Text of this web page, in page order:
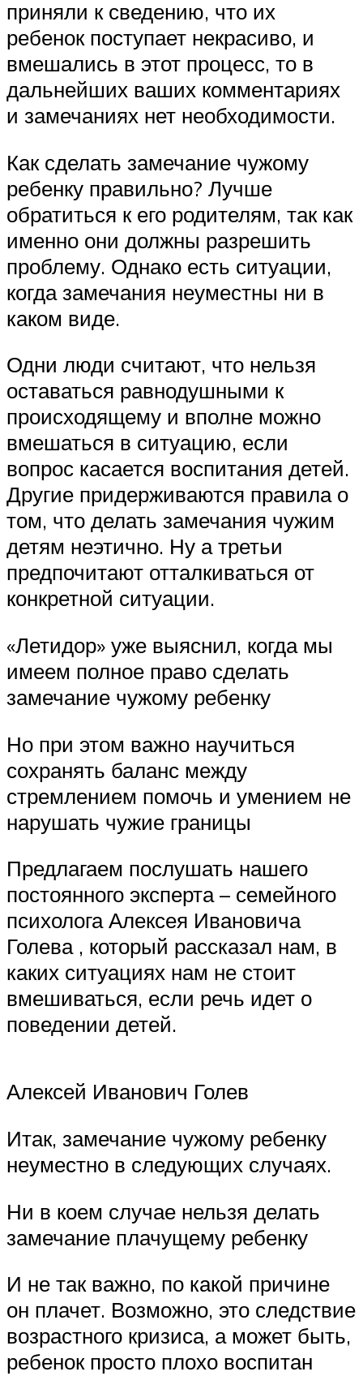
приняли к сведению, что их
ребенок поступает некрасиво, и
вмешались в этот процесс, то в
дальнейших ваших комментариях
и замечаниях нет необходимости.
Как сделать замечание чужому
ребенку правильно? Лучше
обратиться к его родителям, так как
именно они должны разрешить
проблему. Однако есть ситуации,
когда замечания неуместны ни в
каком виде.
Одни люди считают, что нельзя
оставаться равнодушными к
происходящему и вполне можно
вмешаться в ситуацию, если
вопрос касается воспитания детей.
Другие придерживаются правила о
том, что делать замечания чужим
детям неэтично. Ну а третьи
предпочитают отталкиваться от
конкретной ситуации.
«Летидор» уже выяснил, когда мы
имеем полное право сделать
замечание чужому ребенку
Но при этом важно научиться
сохранять баланс между
стремлением помочь и умением не
нарушать чужие границы
Предлагаем послушать нашего
постоянного эксперта – семейного
психолога Алексея Ивановича
Голева , который рассказал нам, в
каких ситуациях нам не стоит
вмешиваться, если речь идет о
поведении детей.
Алексей Иванович Голев
Итак, замечание чужому ребенку
неуместно в следующих случаях.
Ни в коем случае нельзя делать
замечание плачущему ребенку
И не так важно, по какой причине
он плачет. Возможно, это следствие
возрастного кризиса, а может быть,
ребенок просто плохо воспитан